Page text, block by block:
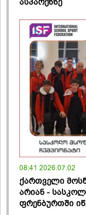
08:41 2026.07.02
ქართველი
არიან -
ფრენბურთში